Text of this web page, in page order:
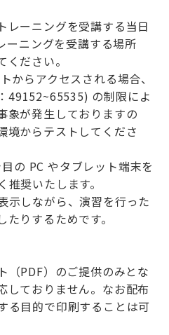
ーニングを受講する当日
ーニングを受講する場所
ください。
らアクセスされる場合、
49152~65535) の制限によ
象が発生しておりますの
境からテストしてくださ
の PC やタブレット端末を
奨いたします。
示しながら、演習を行った
りするためです。
（PDF）のご提供のみとな
しておりません。なお配布
る目的で印刷することは可